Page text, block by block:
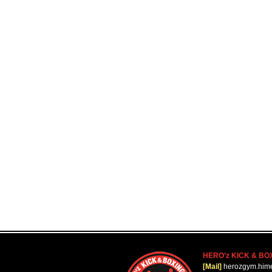
HERO’z KICK &
[Mail]